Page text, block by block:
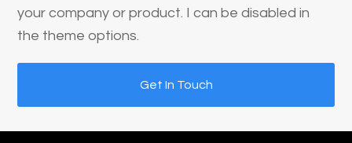
your company or product. I can be disabled in
the theme options.
Get In Touch